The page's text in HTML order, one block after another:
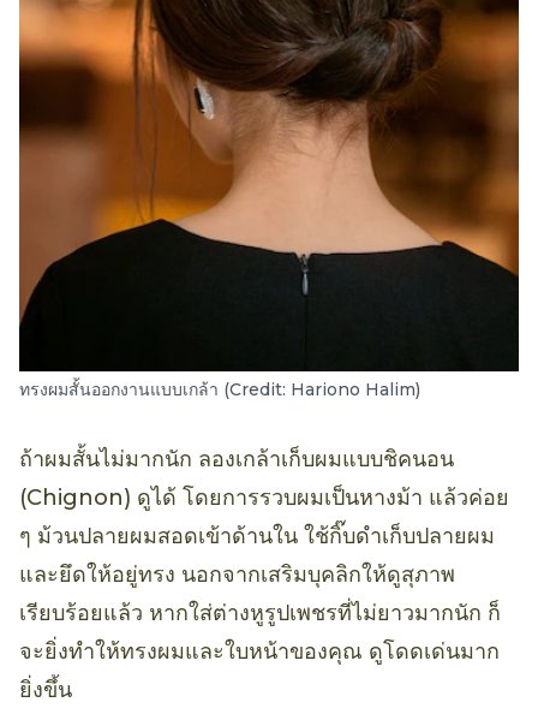
ทรงผมสั้นออกงานแบบเกล้า (Credit: Hariono Halim)
ถ้าผมสั้นไม่มากนัก ลองเกล้าเก็บผมแบบชิคนอน
(Chignon) ดูได้ โดยการรวบผมเป็นหางม้า แล้วค่อย
ๆ ม้วนปลายผมสอดเข้าด้านใน ใช้กิ๊บดำเก็บปลายผม
และยึดให้อยู่ทรง นอกจากเสริมบุคลิกให้ดูสุภาพ
เรียบร้อยแล้ว หากใส่ต่างหูรูปเพชรที่ไม่ยาวมากนัก ก็
จะยิ่งทำให้ทรงผมและใบหน้าของคุณ ดูโดดเด่นมาก
ยิ่งขึ้น